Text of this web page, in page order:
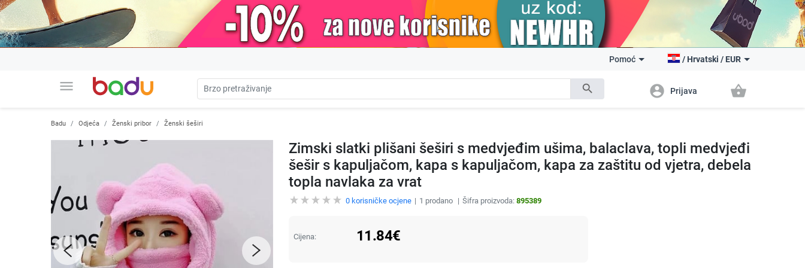
menu search
Pomoć / Hrvatski / EUR
account_circle Prijava shopping_basket
Badu Odjeća Ženski pribor Ženski šeširi
Zimski slatki plišani šeširi s medvjeđim ušima, balaclava, topli medvjeđi
šešir s kapuljačom, kapa s kapuljačom, kapa za zaštitu od vjetra, debela
topla navlaka za vrat
0korisničke ocjene 1 prodano Šifra proizvoda: 895389
Cijena: 11.84€